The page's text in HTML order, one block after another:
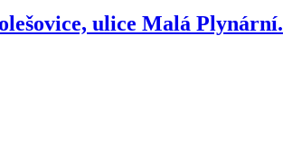
ulice Malá Plynární.